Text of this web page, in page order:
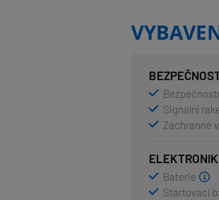
Signální
Záchranné
Baterie
Startovací